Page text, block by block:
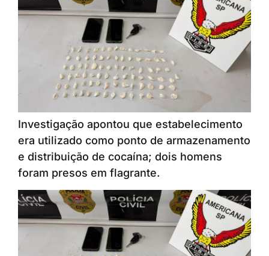
Investigação apontou que estabelecimento
era utilizado como ponto de armazenamento
e distribuição de cocaína; dois homens
foram presos em flagrante.